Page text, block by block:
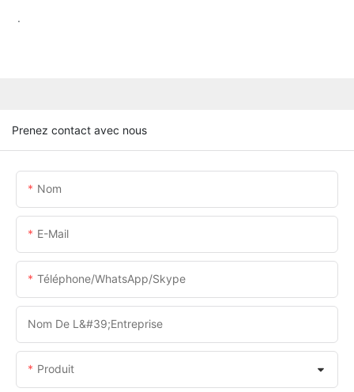
.
Prenez contact avec nous
Nom
E-Mail
Téléphone/WhatsApp/Skype
Nom De L&#39;entreprise
Produit